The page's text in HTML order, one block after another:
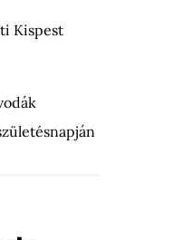
Kispest